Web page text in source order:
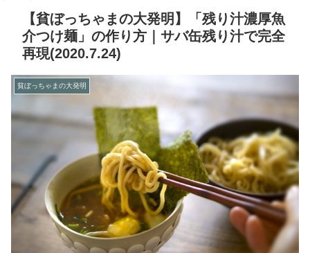
【貧ぼっちゃまの大発明】「残り汁濃厚魚
介つけ麺」の作り方｜サバ缶残り汁で完全
再現(2020.7.24)
貧ぼっちゃまの大発明